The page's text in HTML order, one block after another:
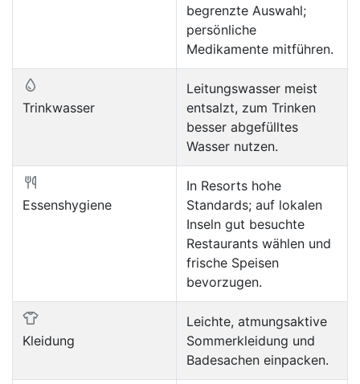
begrenzte Auswahl;
persönliche
Medikamente mitführen.
Trinkwasser
Leitungswasser meist
entsalzt, zum Trinken
besser abgefülltes
Wasser nutzen.
Essenshygiene
In Resorts hohe
Standards; auf lokalen
Inseln gut besuchte
Restaurants wählen und
frische Speisen
bevorzugen.
Kleidung
Leichte, atmungsaktive
Sommerkleidung und
Badesachen einpacken.